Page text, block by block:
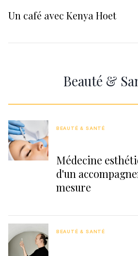
Un café avec Kenya Hoet
Beauté &
Médecine
d'un
mesure
BEAUTÉ & SANTÉ
BEAUTÉ & SANTÉ